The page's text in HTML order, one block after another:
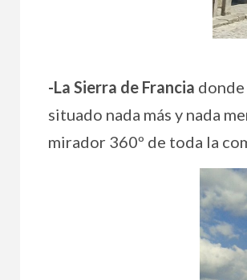
-La Sierra de Francia donde
situado nada más y nada
mirador 360º de toda la